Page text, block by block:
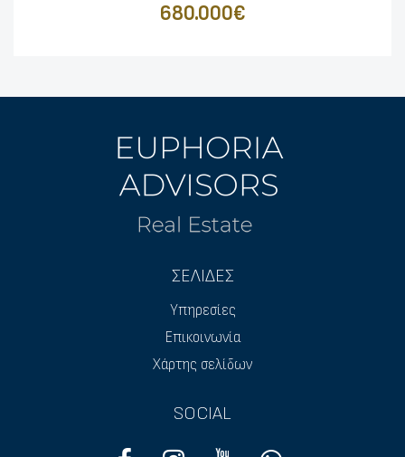
680.000€
ΣΕΛΙΔΕΣ
Υπηρεσίες
Επικοινωνία
Χάρτης σελίδων
SOCIAL